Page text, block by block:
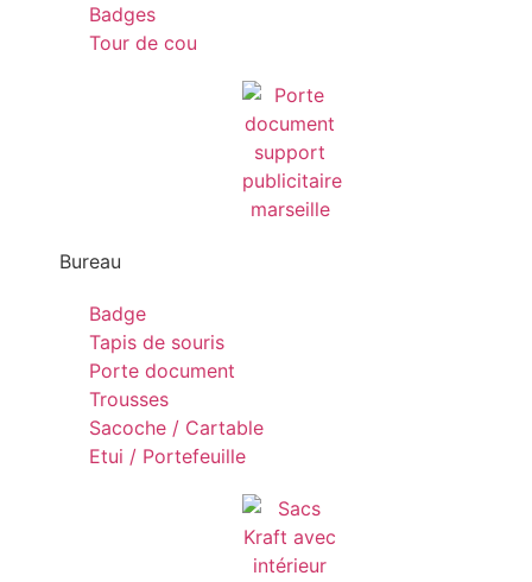
Badges
Tour de cou
Bureau
Badge
Tapis de souris
Porte document
Trousses
Sacoche / Cartable
Etui / Portefeuille